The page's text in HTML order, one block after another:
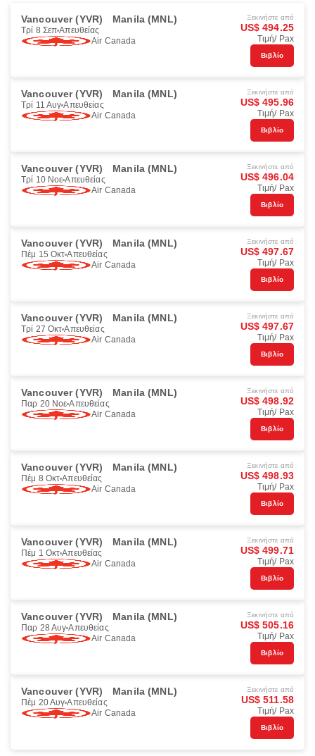
Vancouver (YVR) Manila (MNL)
Τρί 8 Σεπ Απευθείας
Air Canada
Ξεκινήστε από
US$ 494.25
Τιμή/ Pax
Βιβλίο
Vancouver (YVR) Manila (MNL)
Τρί 11 Αυγ Απευθείας
Air Canada
Ξεκινήστε από
US$ 495.96
Τιμή/ Pax
Βιβλίο
Vancouver (YVR) Manila (MNL)
Τρί 10 Νοε Απευθείας
Air Canada
Ξεκινήστε από
US$ 496.04
Τιμή/ Pax
Βιβλίο
Vancouver (YVR) Manila (MNL)
Πέμ 15 Οκτ Απευθείας
Air Canada
Ξεκινήστε από
US$ 497.67
Τιμή/ Pax
Βιβλίο
Vancouver (YVR) Manila (MNL)
Τρί 27 Οκτ Απευθείας
Air Canada
Ξεκινήστε από
US$ 497.67
Τιμή/ Pax
Βιβλίο
Vancouver (YVR) Manila (MNL)
Παρ 20 Νοε Απευθείας
Air Canada
Ξεκινήστε από
US$ 498.92
Τιμή/ Pax
Βιβλίο
Vancouver (YVR) Manila (MNL)
Πέμ 8 Οκτ Απευθείας
Air Canada
Ξεκινήστε από
US$ 498.93
Τιμή/ Pax
Βιβλίο
Vancouver (YVR) Manila (MNL)
Πέμ 1 Οκτ Απευθείας
Air Canada
Ξεκινήστε από
US$ 499.71
Τιμή/ Pax
Βιβλίο
Vancouver (YVR) Manila (MNL)
Παρ 28 Αυγ Απευθείας
Air Canada
Ξεκινήστε από
US$ 505.16
Τιμή/ Pax
Βιβλίο
Vancouver (YVR) Manila (MNL)
Πέμ 20 Αυγ Απευθείας
Air Canada
Ξεκινήστε από
US$ 511.58
Τιμή/ Pax
Βιβλίο